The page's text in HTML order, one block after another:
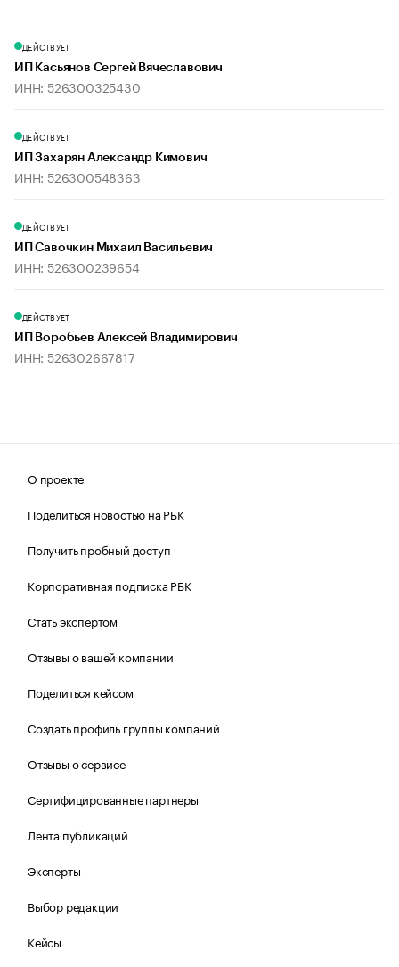
ДЕЙСТВУЕТ
ИП Касьянов Сергей Вячеславович
ИНН: 526300325430
ДЕЙСТВУЕТ
ИП Захарян Александр Кимович
ИНН: 526300548363
ДЕЙСТВУЕТ
ИП Савочкин Михаил Васильевич
ИНН: 526300239654
ДЕЙСТВУЕТ
ИП Воробьев Алексей Владимирович
ИНН: 526302667817
О проекте
Поделиться новостью на РБК
Получить пробный доступ
Корпоративная подписка РБК
Стать экспертом
Отзывы о вашей компании
Поделиться кейсом
Создать профиль группы компаний
Отзывы о сервисе
Сертифицированные партнеры
Лента публикаций
Эксперты
Выбор редакции
Кейсы